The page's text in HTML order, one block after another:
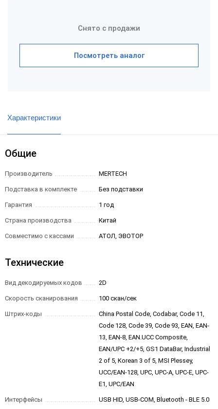
Снято с продажи
Посмотреть аналог
Характеристики
Общие
Производитель MERTECH
Подставка в комплекте Без подставки
Гарантия 1 год
Страна производства Китай
Совместимо с кассами АТОЛ, ЭВОТОР
Технические
Вид декодируемых кодов 2D
Скорость сканирования 100 скан/сек
Штрих-коды
China Postal Code, Codabar, Code 11,
Code 128, Code 39, Code 93, EAN, EAN-
13, EAN-8, EAN.UCC Composite,
EAN/UPC +2/+5, GS1 DataBar, Industrial
2 of 5, Korean 3 of 5, MSI Plessey,
UCC/EAN-128, UPC, UPC-A, UPC-E, UPC-
E1, UPC/EAN
Интерфейсы USB HID, USB-COM, Bluetooth - BLE 5.0